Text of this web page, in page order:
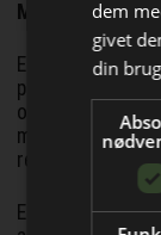
Få
Efterspørgslen
på vækst mod
ordreindgang og
materiale-
relativt stabil.
En stærk
dem
givet
din